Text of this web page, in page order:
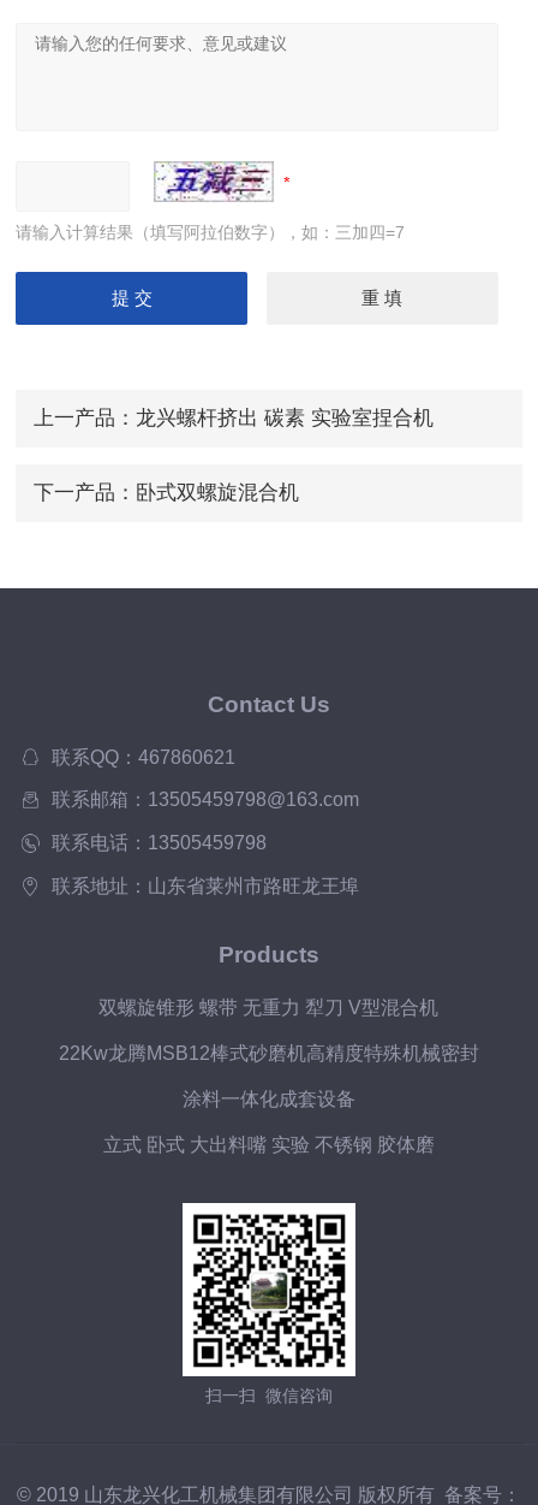
请输入计算结果（填写阿拉伯数字），如：三加四=7
上一产品： 龙兴螺杆挤出 碳素 实验室捏合机
下一产品： 卧式双螺旋混合机
Contact Us
联系QQ：467860621
联系邮箱：13505459798@163.com
联系电话：13505459798
联系地址：山东省莱州市路旺龙王埠
Products
双螺旋锥形 螺带 无重力 犁刀 V型混合机
22Kw龙腾MSB12棒式砂磨机高精度特殊机械密封
涂料一体化成套设备
立式 卧式 大出料嘴 实验 不锈钢 胶体磨
扫一扫 微信咨询
© 2019 山东龙兴化工机械集团有限公司 版权所有 备案号：